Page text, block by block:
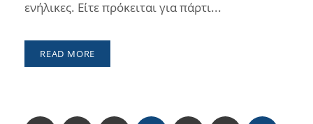
ενήλικες. Είτε πρόκειται για πάρτι...
READ MORE